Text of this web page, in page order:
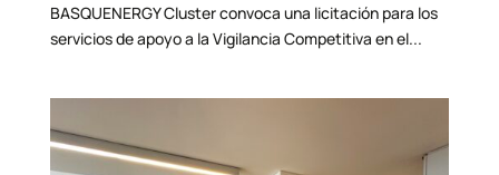
BASQUENERGY Cluster convoca una licitación para los
servicios de apoyo a la Vigilancia Competitiva en el...